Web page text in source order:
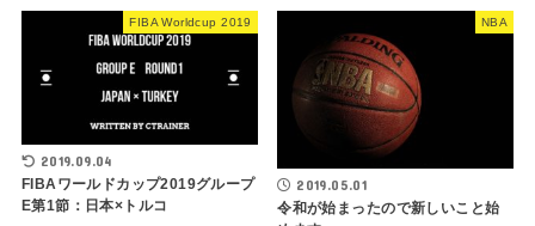
FIBA Worldcup 2019
2019.09.04
FIBAワールドカップ2019グループ
E第1節：日本×トルコ
NBA
2019.05.01
令和が始まったので新しいこと始